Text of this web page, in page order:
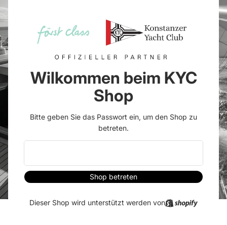
Wilkommen beim KYC
Shop
Bitte geben Sie das Passwort ein, um den Shop zu
betreten.
Shop betreten
Dieser Shop wird unterstützt werden von